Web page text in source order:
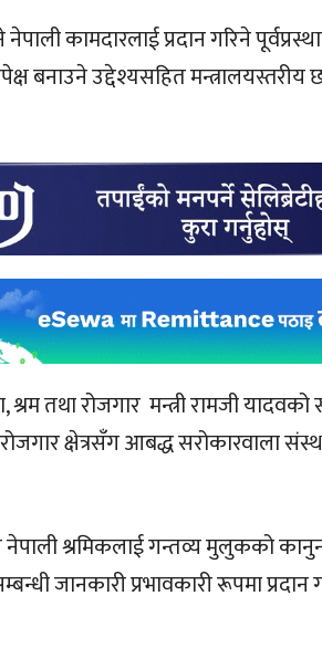
कामदारलाई प्रदान गरिने
बनाउने उद्देश्यसहित
तथा रोजगार मन्त्री रामजी
क्षेत्रसँग आबद्ध सरोकारवाला
नेपाली श्रमिकलाई गन्तव्य मुलुकको
जानकारी प्रभावकारी रूपमा प्रदान